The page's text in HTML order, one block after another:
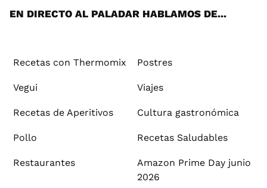
EN DIRECTO AL PALADAR HABLAMOS DE...
Recetas con Thermomix Postres
Vegui Viajes
Recetas de Aperitivos Cultura gastronómica
Pollo Recetas Saludables
Restaurantes
Amazon Prime Day junio
2026